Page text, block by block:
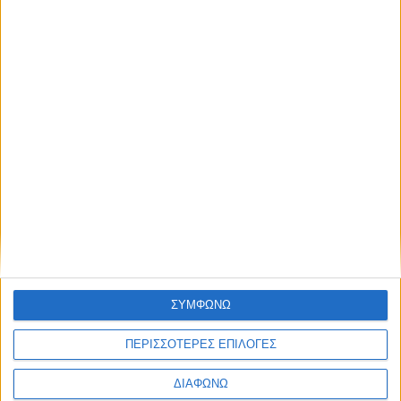
ΠΕΡΙΣΣΟΤΕΡΕΣ ΕΠΙΛΟΓΕΣ
ΔΙΑΦΩΝΩ
ΣΥΜΦΩΝΩ
Blog kritikes-aggelies.gr